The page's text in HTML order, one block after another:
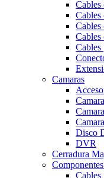
Cables
Cables
Cables
Cables
Cables
Camaras
Disco
DVR
Cerradura
Cables